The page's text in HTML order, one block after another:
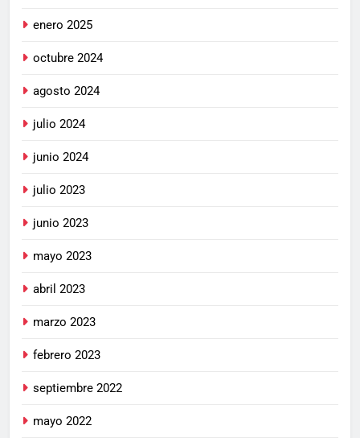
enero 2025
octubre 2024
agosto 2024
julio 2024
junio 2024
julio 2023
junio 2023
mayo 2023
abril 2023
marzo 2023
febrero 2023
septiembre 2022
mayo 2022